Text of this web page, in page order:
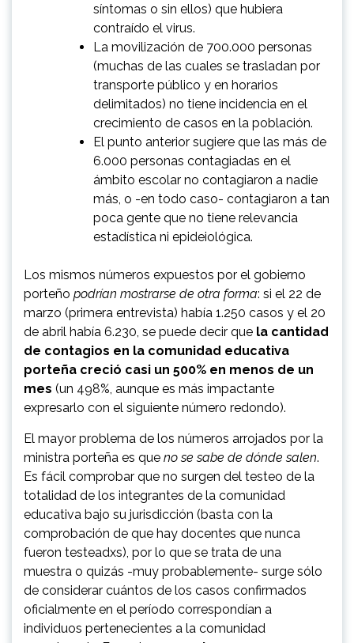
síntomas o sin ellos) que hubiera
contraído el virus.
La movilización de 700.000 personas
(muchas de las cuales se trasladan por
transporte público y en horarios
delimitados) no tiene incidencia en el
crecimiento de casos en la población.
El punto anterior sugiere que las más de
6.000 personas contagiadas en el
ámbito escolar no contagiaron a nadie
más, o -en todo caso- contagiaron a tan
poca gente que no tiene relevancia
estadística ni epideiológica.
Los mismos números expuestos por el gobierno
porteño podrían mostrarse de otra forma: si el 22 de
marzo (primera entrevista) había 1.250 casos y el 20
de abril había 6.230, se puede decir que la cantidad
de contagios en la comunidad educativa
porteña creció casi un 500% en menos de un
mes (un 498%, aunque es más impactante
expresarlo con el siguiente número redondo).
El mayor problema de los números arrojados por la
ministra porteña es que no se sabe de dónde salen.
Es fácil comprobar que no surgen del testeo de la
totalidad de los integrantes de la comunidad
educativa bajo su jurisdicción (basta con la
comprobación de que hay docentes que nunca
fueron testeadxs), por lo que se trata de una
muestra o quizás -muy probablemente- surge sólo
de considerar cuántos de los casos confirmados
oficialmente en el período correspondían a
individuos pertenecientes a la comunidad